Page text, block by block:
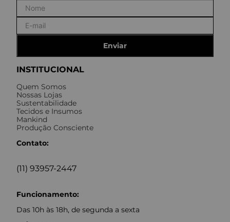
INSTITUCIONAL
Quem Somos
Nossas Lojas
Sustentabilidade
Tecidos e Insumos
Mankind
Produção Consciente
Contato:
(11) 93957-2447
Funcionamento:
Das 10h às 18h, de segunda a sexta
Enviar